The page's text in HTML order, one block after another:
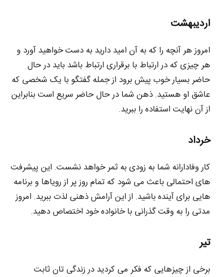
اردیبهشت
امروز هر آنچه را که به آن امید دارید به دست خواهید آورد و
هر چیزی که در ارتباط با برقراری ارتباط باشد باید در حال
حاضر بسیار خوب پیش برود از جمله گفتگو با یک شخصی که
عاشق او هستید. ذهن شما در حال حاضر سریع است بنابراین
از آن نهایت استفاده را ببرید.
خرداد
کار وفادارانه شما به زودی به ثمر خواهد نشست. این پیشرفت
های احتمالی باعث می شود که تمام روز پر از رویاها و برنامه
هایی برای آینده باشید. از این آرامش ذهنی لذت ببرید. امروز
مدتی را به وقت گذرانی با خانواده خود اختصاص دهید.
تیر
برخی از چیزهایی که فکر می‌ کردید در زندگی‌ تان ثابت